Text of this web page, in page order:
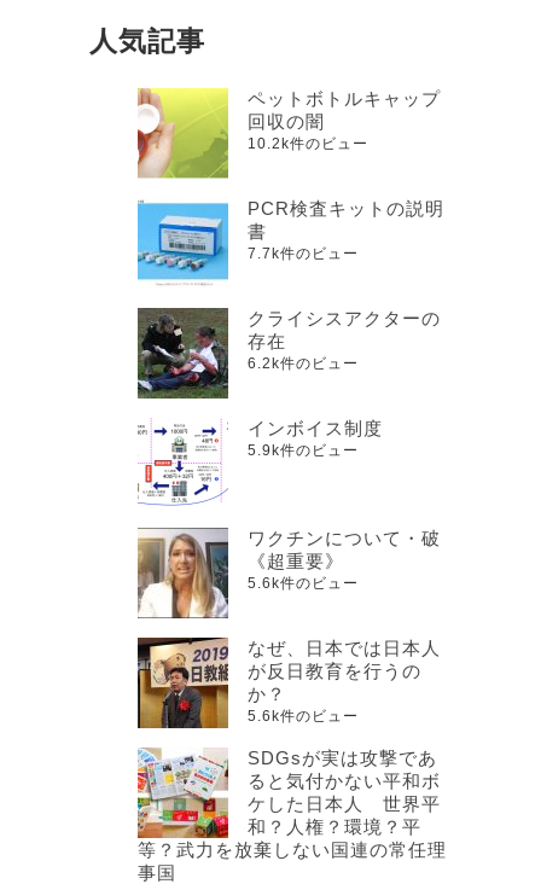
人気記事
ペットボトルキャップ
回収の闇
10.2k件のビュー
PCR検査キットの説明
書
7.7k件のビュー
クライシスアクターの
存在
6.2k件のビュー
インボイス制度
5.9k件のビュー
ワクチンについて・破
《超重要》
5.6k件のビュー
なぜ、日本では日本人
が反日教育を行うの
か？
5.6k件のビュー
SDGsが実は攻撃であ
ると気付かない平和ボ
ケした日本人 世界平
和？人権？環境？平
等？武力を放棄しない国連の常任理
事国